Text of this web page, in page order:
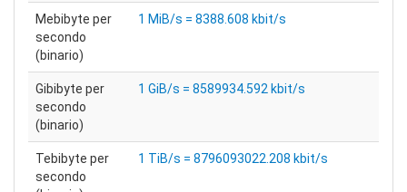
Mebibyte per
secondo
(binario)
1 MiB/s = 8388.608 kbit/s
Gibibyte per
secondo
(binario)
1 GiB/s = 8589934.592 kbit/s
Tebibyte per
secondo
1 TiB/s = 8796093022.208 kbit/s